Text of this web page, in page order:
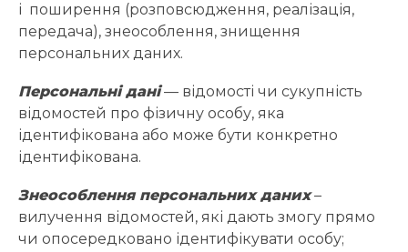
і поширення (розповсюдження, реалізація,
передача), знеособлення, знищення
персональних даних.
Персональні дані— відомості чи сукупність
відомостей про фізичну особу, яка
ідентифікована або може бути конкретно
ідентифікована.
Знеособлення персональних даних–
вилучення відомостей, які дають змогу прямо
чи опосередковано ідентифікувати особу;